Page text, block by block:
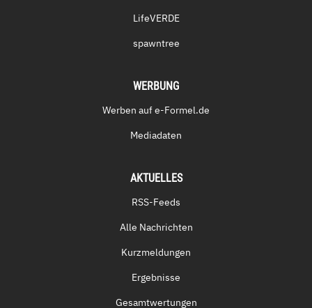
LifeVERDE
spawntree
WERBUNG
Werben auf e-Formel.de
Mediadaten
AKTUELLES
RSS-Feeds
Alle Nachrichten
Kurzmeldungen
Ergebnisse
Gesamtwertungen